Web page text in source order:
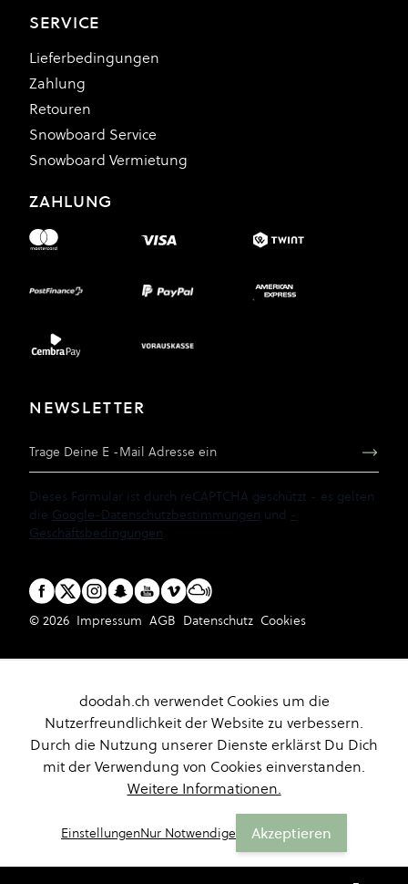
SERVICE
Lieferbedingungen
Zahlung
Retouren
Snowboard Service
Snowboard Vermietung
ZAHLUNG
NEWSLETTER
Dieses Formular ist durch reCAPTCHA geschützt - es gelten
die Google-Datenschutzbestimmungen und -
Geschäftsbedingungen.
© 2026 Impressum AGB Datenschutz Cookies
doodah.ch verwendet Cookies um die
Nutzerfreundlichkeit der Website zu verbessern.
Durch die Nutzung unserer Dienste erklärst Du Dich
mit der Verwendung von Cookies einverstanden.
Weitere Informationen.
EinstellungenNur Notwendige Akzeptieren